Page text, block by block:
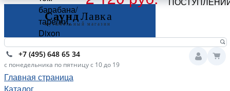
+7 (495) 648 65 34
с понедельника по пятницу с 10 до 19
Главная страница
барабана/
тарелки,
Dixon